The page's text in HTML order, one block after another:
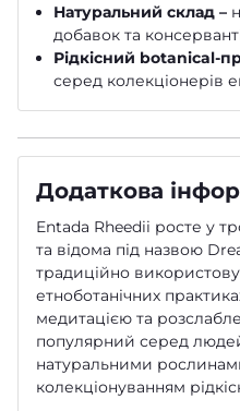
Натуральний склад –
добавок та
Рідкісний botanical-
серед колекціонерів
Додаткова
Entada Rheedii росте у
та відома під назвою
традиційно
етноботанічних
медитацією та
популярний серед
натуральними
колекціонуванням